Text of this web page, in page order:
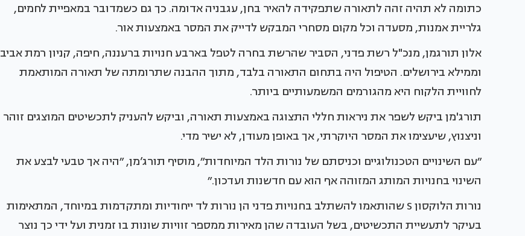
כתומה לא תהיה זהה לתאורה שתפקידה להאיר בחן, עגבניה אדומה. כך גם כשמדובר במאפיית לחמים,
גלריית אמנות, מסעדה וכל מקום מסחרי המבקש לדייק את המסר באמצעות אור.
אלון תורגמן, מנכ"ל רשת פדני, הסביר שהרשת בחרה לטפל בארבע חנויות ברעננה, חיפה, קניון רמת אביב
וממילא בירושלים. הטיפול היה בתחום התאורה בלבד, מתוך ההבנה שתרומתה של תאורה המותאמת
לחוויית הלקוח היא מהגורמים המשמעותיים ביותר.
תורג'מן ביקש לשפר את ניראות חללי התצוגה באמצעות תאורה, וביקש להעניק לתכשיטים המוצגים זוהר
וניצנוץ, שיעצימו את המסר היוקרתי, אך באופן מעודן, לא ישיר מדי.
״עם השינויים הטכנולוגיים וכניסתם של נורות הלד המיוחדות״, מוסיף תורג’מן, ״היה אך טבעי לבצע את
השינוי בחנויות המותג המזוהה אף הוא עם חדשנות ועדכון.״
נורות הלוקסון S שהותאמו להשתלב בחנויות פדני הן נורות לד ייחודיות ומתקדמות במיוחד, המתאימות
בעיקר לתעשיית התכשיטים, בשל העובדה שהן מאירות ממספר זוויות שונות בו זמנית ועל ידי כך נוצר